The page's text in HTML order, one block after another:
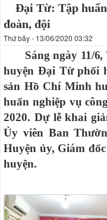
Đại Từ: Tập huấn
đoàn, đội
Thứ bảy - 13/06/2020 03:32
Sáng ngày 11/6,
huyện Đại Từ phối
sản Hồ Chí Minh
huấn nghiệp vụ
2020. Dự lễ khai
Ủy viên Ban
Huyện ủy, Giám
huyện.